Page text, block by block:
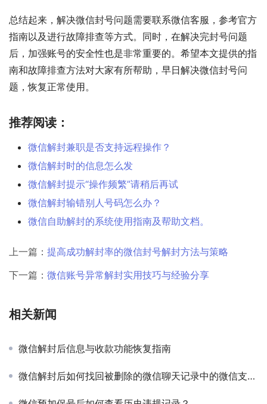
总结起来，解决微信封号问题需要联系微信客服，参考官方
指南以及进行故障排查等方式。同时，在解决完封号问题
后，加强账号的安全性也是非常重要的。希望本文提供的指
南和故障排查方法对大家有所帮助，早日解决微信封号问
题，恢复正常使用。
推荐阅读：
微信解封兼职是否支持远程操作？
微信解封时的信息怎么发
微信解封提示“操作频繁”请稍后再试
微信解封输错别人号码怎么办？
微信自助解封的系统使用指南及帮助文档。
上一篇： 提高成功解封率的微信封号解封方法与策略
下一篇： 微信账号异常解封实用技巧与经验分享
相关新闻
微信解封后信息与收款功能恢复指南
微信解封后如何找回被删除的微信聊天记录中的微信支付账单记录